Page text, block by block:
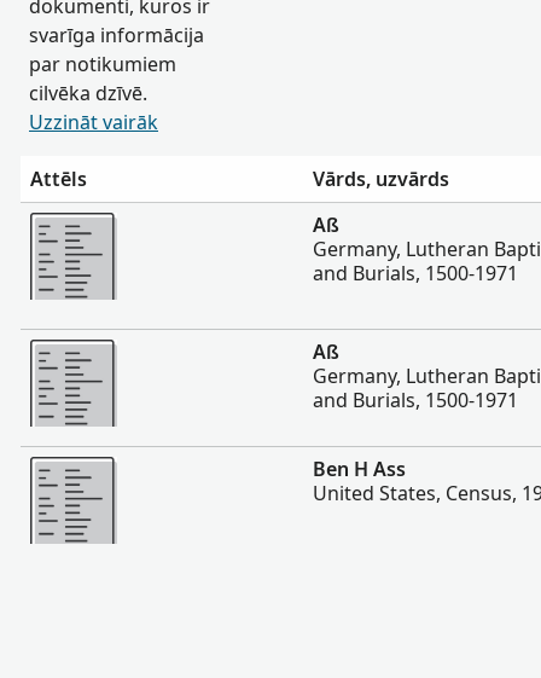
dokumenti, kuros ir
svarīga informācija
par notikumiem
cilvēka dzīvē.
Uzzināt vairāk
Attēls
Vārds, uzvārds
Vairāk
Aß
Germany, Lutheran
and Burials, 1500-1971
Vairāk
Aß
Germany, Lutheran
and Burials, 1500-1971
Vairāk
Ben H Ass
United States, Census,